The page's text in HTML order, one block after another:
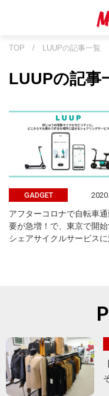
TOP / LUUPの記事一覧
LUUPの記事
GADGET
アフターコロナで自転車
要が急増！で、東京で開始
シェアサイクルサービスに